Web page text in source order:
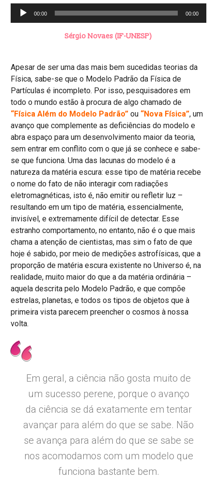
Audio
Player
00:00 00:00
Sérgio Novaes (IF-UNESP)
Apesar de ser uma das mais bem sucedidas teorias da
Física, sabe-se que o Modelo Padrão da Física de
Partículas é incompleto. Por isso, pesquisadores em
todo o mundo estão à procura de algo chamado de
“Física Além do Modelo Padrão” ou “Nova Física”, um
avanço que complemente as deficiências do modelo e
abra espaço para um desenvolvimento maior da teoria,
sem entrar em conflito com o que já se conhece e sabe-
se que funciona. Uma das lacunas do modelo é a
natureza da matéria escura: esse tipo de matéria recebe
o nome do fato de não interagir com radiações
eletromagnéticas, isto é, não emitir ou refletir luz –
resultando em um tipo de matéria, essencialmente,
invisível, e extremamente difícil de detectar. Esse
estranho comportamento, no entanto, não é o que mais
chama a atenção de cientistas, mas sim o fato de que
hoje é sabido, por meio de medições astrofísicas, que a
proporção de matéria escura existente no Universo é, na
realidade, muito maior do que a da matéria ordinária –
aquela descrita pelo Modelo Padrão, e que compõe
estrelas, planetas, e todos os tipos de objetos que à
primeira vista parecem preencher o cosmos à nossa
volta.
Em geral, a ciência não gosta muito de
um sucesso perene, porque o avanço
da ciência se dá exatamente em tentar
avançar para além do que se sabe. Não
se avança para além do que se sabe se
nos acomodamos com um modelo que
funciona bastante bem.